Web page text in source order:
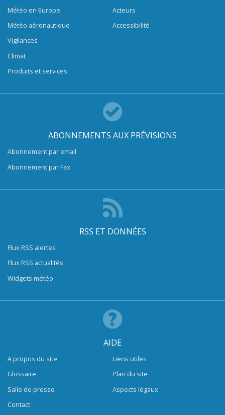
Météo en Europe
Météo aéronautique
Vigilances
Climat
Produits et services
Acteurs
Accessibilité
ABONNEMENTS AUX PRÉVISIONS
Abonnement par email
Abonnement par Fax
RSS ET DONNÉES
Flux RSS alertes
Flux RSS actualités
Widgets météo
AIDE
A propos du site
Glossaire
Salle de presse
Contact
Liens utiles
Plan du site
Aspects légaux